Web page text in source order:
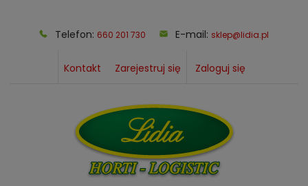
Telefon: 660 201 730 E-mail: sklep@lidia.pl
Kontakt Zarejestruj się Zaloguj się